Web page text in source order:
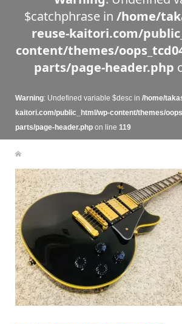
$catchphrase in /home/
reuse-kaitori.com/
content/themes/
parts/page-header.php
Warning: Undefined variable $desc in /home/
kaitori.com/public_html/wp-content/themes/
parts/page-header.phpon line 119